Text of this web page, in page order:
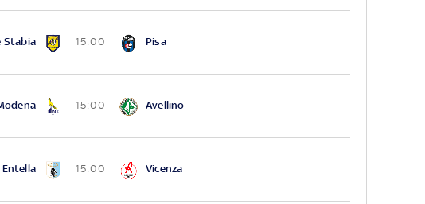
Stabia 15:00 Pisa
15:00 Avellino
15:00 Vicenza